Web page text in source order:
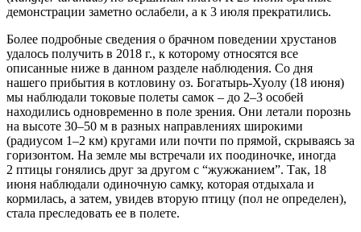
демонстрации заметно ослабели, а к 3 июля прекратились.
Более подробные сведения о брачном поведении хрустанов
удалось получить в 2018 г., к которому относятся все
описанные ниже в данном разделе наблюдения. Со дня
нашего прибытия в котловину оз. Богатырь-Хуолу (18 июня)
мы наблюдали токовые полеты самок – до 2–3 особей
находились одновременно в поле зрения. Они летали порознь
на высоте 30–50 м в разных направлениях широкими
(радиусом 1–2 км) кругами или почти по прямой, скрываясь за
горизонтом. На земле мы встречали их поодиночке, иногда
2 птицы гонялись друг за другом с “жужжанием”. Так, 18
июня наблюдали одиночную самку, которая отдыхала и
кормилась, а затем, увидев вторую птицу (пол не определен),
стала преследовать ее в полете.